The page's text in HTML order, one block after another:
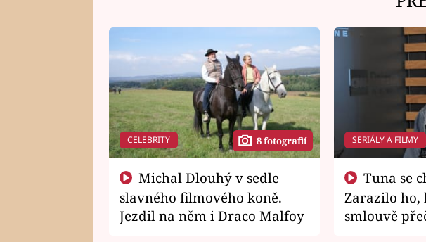
CELEBRITY 8 fotografií
slavného filmového koně.
Jezdil na něm i Draco Malfoy
SERIÁLY A FILMY
Zarazilo ho,
smlouvě